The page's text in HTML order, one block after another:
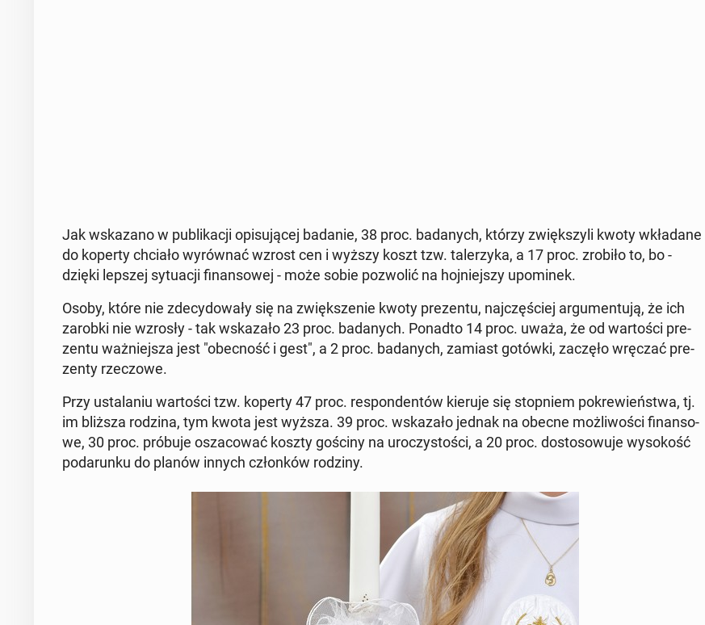
Jak wska­za­no w pu­bli­ka­cji opi­su­ją­cej badanie, 38 proc. ba­da­nych, którzy zwięk­szy­li kwoty wkła­da­ne
do koperty chciało wy­rów­nać wzrost cen i wyższy koszt tzw. ta­le­rzy­ka, a 17 proc. zrobiło to, bo -
dzięki lepszej sy­tu­acji fi­nan­so­wej - może sobie po­zwo­lić na hoj­niej­szy upo­mi­nek.
Osoby, które nie zde­cy­do­wa­ły się na zwięk­sze­nie kwoty pre­zen­tu, naj­czę­ściej ar­gu­men­tu­ją, że ich
zarobki nie wzrosły - tak wska­za­ło 23 proc. ba­da­nych. Ponadto 14 proc. uważa, że od war­to­ści pre­
zen­tu waż­niej­sza jest "obec­ność i gest", a 2 proc. ba­da­nych, zamiast gotówki, zaczęło wręczać pre­
zen­ty rze­czo­we.
Przy usta­la­niu war­to­ści tzw. koperty 47 proc. re­spon­den­tów kieruje się stop­niem po­kre­wień­stwa, tj.
im bliższa rodzina, tym kwota jest wyższa. 39 proc. wska­za­ło jednak na obecne moż­li­wo­ści fi­nan­so­
we, 30 proc. próbuje osza­co­wać koszty gościny na uro­czy­sto­ści, a 20 proc. do­sto­so­wu­je wy­so­kość
po­da­run­ku do planów innych człon­ków rodziny.